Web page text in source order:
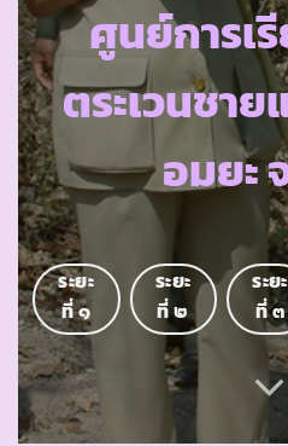
ศูนย์การเ
ตระเวนชา
อมยะ
ระยะ
ที่ ๑
ระยะ
ที่ ๒
ระยะ
ที่ ๓